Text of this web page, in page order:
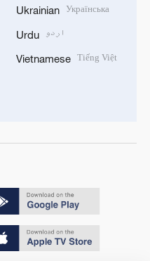
Ukrainian Українська
Urdu اردو
Vietnamese Tiếng Việt